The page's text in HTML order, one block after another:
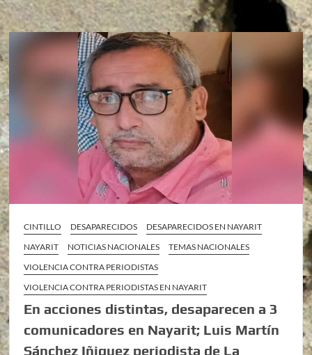
CINTILLO DESAPARECIDOS
DESAPARECIDOS EN NAYARIT
NAYARIT
NOTICIAS NACIONALES
TEMAS NACIONALES
VIOLENCIA CONTRA PERIODISTAS
VIOLENCIA CONTRA PERIODISTAS EN NAYARIT
En acciones distintas, desaparecen a 3
comunicadores en Nayarit; Luis Martín
Sánchez Iñiguez periodista de La